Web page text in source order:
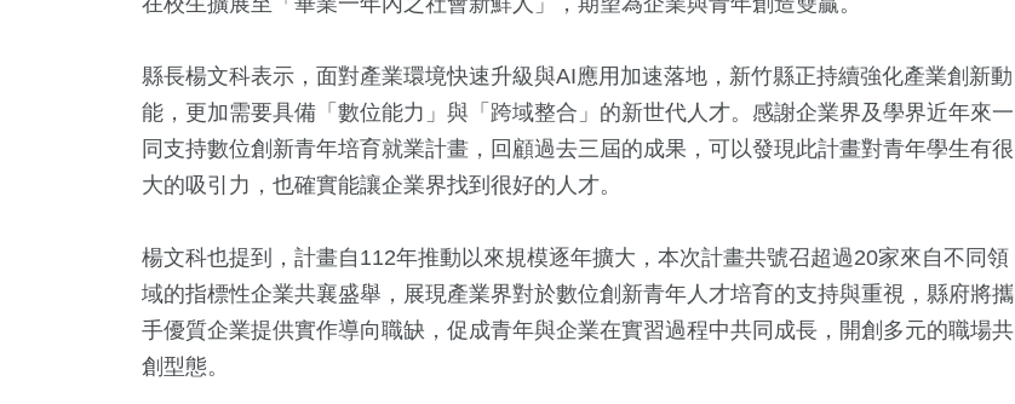
縣長楊文科表示，面對產業環境快速升級與AI應用加速落地，新竹縣正持續強化產業創新動
能，更加需要具備「數位能力」與「跨域整合」的新世代人才。感謝企業界及學界近年來一
同支持數位創新青年培育就業計畫，回顧過去三屆的成果，可以發現此計畫對青年學生有很
大的吸引力，也確實能讓企業界找到很好的人才。
楊文科也提到，計畫自112年推動以來規模逐年擴大，本次計畫共號召超過20家來自不同領
域的指標性企業共襄盛舉，展現產業界對於數位創新青年人才培育的支持與重視，縣府將攜
手優質企業提供實作導向職缺，促成青年與企業在實習過程中共同成長，開創多元的職場共
創型態。
綜藝 旅遊 評論
126+ 991+ 90+